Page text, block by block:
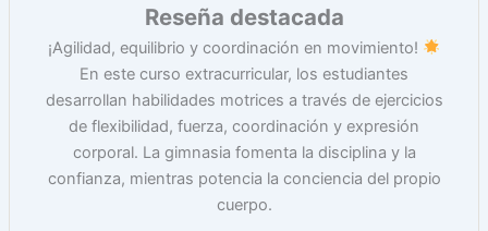
Reseña destacada
¡Agilidad, equilibrio y coordinación en movimiento!
En este curso extracurricular, los estudiantes
desarrollan habilidades motrices a través de ejercicios
de flexibilidad, fuerza, coordinación y expresión
corporal. La gimnasia fomenta la disciplina y la
confianza, mientras potencia la conciencia del propio
cuerpo.